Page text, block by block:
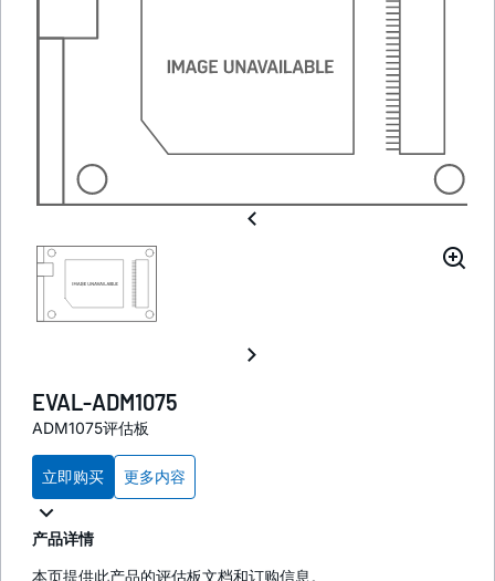
EVAL-ADM1075
ADM1075评估板
立即购买 更多内容
产品详情
本页提供此产品的评估板文档和订购信息。